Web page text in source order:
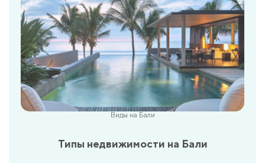
Виды на Бали
Типы недвижимости на Бали